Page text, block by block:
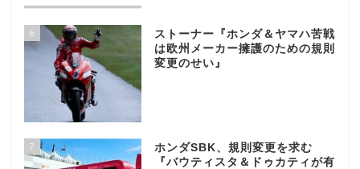
6
ストーナー『ホンダ＆ヤマハ苦戦
は欧州メーカー擁護のための規則
変更のせい』
7
ホンダSBK、規則変更を求む
『バウティスタ＆ドゥカティが有